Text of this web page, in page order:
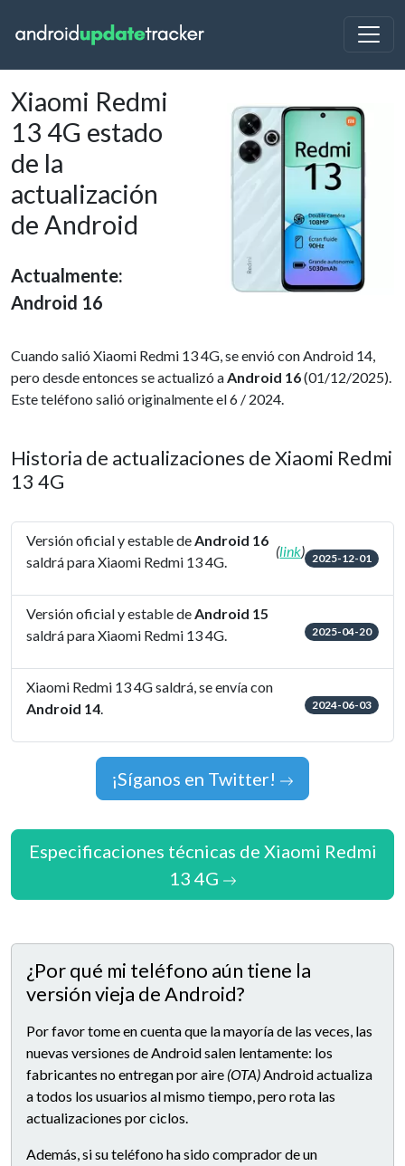
Xiaomi Redmi
13 4G estado
de la
actualización
de Android
Actualmente:
Android 16
Cuando salió Xiaomi Redmi 13 4G, se envió con Android 14,
pero desde entonces se actualizó aAndroid 16(01/12/2025).
Este teléfono salió originalmente el 6 / 2024.
Historia de actualizaciones de Xiaomi Redmi
13 4G
Versión oficial y estable deAndroid 16
saldrá para Xiaomi Redmi 13 4G.
(link) 2025-12-01
Versión oficial y estable deAndroid 15
saldrá para Xiaomi Redmi 13 4G.
2025-04-20
Xiaomi Redmi 13 4G saldrá, se envía con
Android 14. 2024-06-03
¡Síganos en Twitter!
Especificaciones técnicas de Xiaomi Redmi
13 4G
¿Por qué mi teléfono aún tiene la
versión vieja de Android?
Por favor tome en cuenta que la mayoría de las veces, las
nuevas versiones de Android salen lentamente: los
fabricantes no entregan por aire (OTA)Android actualiza
a todos los usuarios al mismo tiempo, pero rota las
actualizaciones por ciclos.
Además, si su teléfono ha sido comprador de un